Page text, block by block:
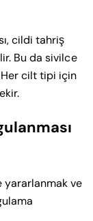
cildi tahriş
Bu da sivilce
cilt tipi için
yararlanmak ve